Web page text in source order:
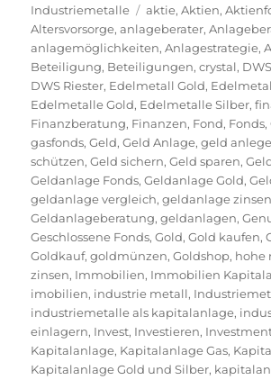
am
Industriemetalle
Schlagwörter
aktie,Aktien,
Altersvorsorge,anlageberater,
anlagemöglichkeiten,Anlagestrategie,
Beteiligung, Beteiligungen,crystal,
DWS Riester, Edelmetall Gold,
Edelmetalle Gold, Edelmetalle Silber,
Finanzberatung, Finanzen, Fond, Fonds,
gasfonds,Geld,Geld Anlage,geld
schützen,Geld sichern,Geld sparen,
Geldanlage Fonds,Geldanlage Gold,
geldanlage vergleich,geldanlage
Geldanlageberatung,geldanlagen,
Geschlossene Fonds,Gold,Gold kaufen,
Goldkauf,goldmünzen,Goldshop, hohe
zinsen, Immobilien, Immobilien
imobilien, industrie metall,
industriemetalle als kapitalanlage,
einlagern, Invest, Investieren,
Kapitalanlage, Kapitalanlage Gas,
Kapitalanlage Gold und Silber,